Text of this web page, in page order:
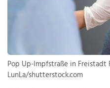
Pop Up-Impfstraße in Freistadt
LunLa/shutterstock.com